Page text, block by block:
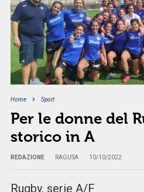
Home Sport
Per le donne del
storico in A
REDAZIONE RAGUSA 10/10/2022
Rugby, serie A/F